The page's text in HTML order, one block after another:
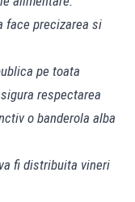
face precizarea si
pe toata
respectarea
o banderola alba
fi distribuita vineri